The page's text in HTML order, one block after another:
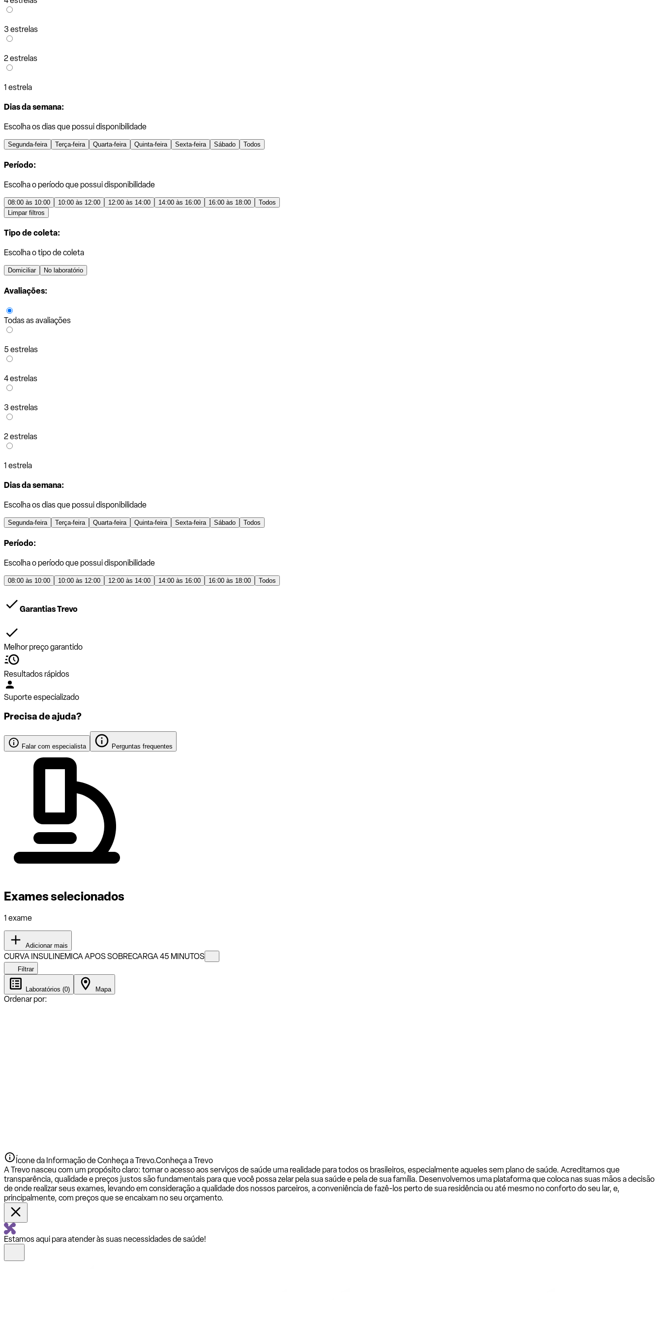
3 estrelas
2 estrelas
1 estrela
Dias da semana:
Escolha os dias que possui disponibilidade
Segunda-feira Terça-feira Quarta-feira Quinta-feira Sexta-feira Sábado Todos
Período:
Escolha o período que possui disponibilidade
08:00 às 10:00 10:00 às 12:00 12:00 às 14:00 14:00 às 16:00 16:00 às 18:00
Todos
Limpar filtros
Tipo de coleta:
Escolha o tipo de coleta
Domiciliar No laboratório
Avaliações:
Todas as avaliações
5 estrelas
4 estrelas
3 estrelas
2 estrelas
1 estrela
Dias da semana:
Escolha os dias que possui disponibilidade
Segunda-feira Terça-feira Quarta-feira Quinta-feira Sexta-feira Sábado Todos
Período:
Escolha o período que possui disponibilidade
08:00 às 10:00 10:00 às 12:00 12:00 às 14:00 14:00 às 16:00 16:00 às 18:00 Todos
Garantias Trevo
Melhor preço garantido
Resultados rápidos
Suporte especializado
Precisa de ajuda?
Falar com especialista Perguntas frequentes
Exames selecionados
1 exame
Adicionar mais
CURVA INSULINEMICA APOS SOBRECARGA 45 MINUTOS
Filtrar
Laboratórios (0) Mapa
Ordenar por:
Ícone da Informação de Conheça a Trevo.Conheça a Trevo
A Trevo nasceu com um propósito claro: tornar o acesso aos serviços de saúde uma realidade para todos os brasileiros, especialmente aqueles sem plano de saúde. Acreditamos que
transparência, qualidade e preços justos são fundamentais para que você possa zelar pela sua saúde e pela de sua família. Desenvolvemos uma plataforma que coloca nas suas mãos a decisão
de onde realizar seus exames, levando em consideração a qualidade dos nossos parceiros, a conveniência de fazê-los perto de sua residência ou até mesmo no conforto do seu lar, e,
principalmente, com preços que se encaixam no seu orçamento.
Estamos aqui para atender às suas necessidades de saúde!